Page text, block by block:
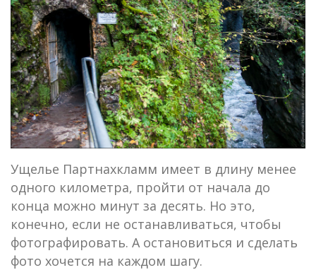
Ущелье Партнахкламм имеет в длину менее
одного километра, пройти от начала до
конца можно минут за десять. Но это,
конечно, если не останавливаться, чтобы
фотографировать. А остановиться и сделать
фото хочется на каждом шагу.